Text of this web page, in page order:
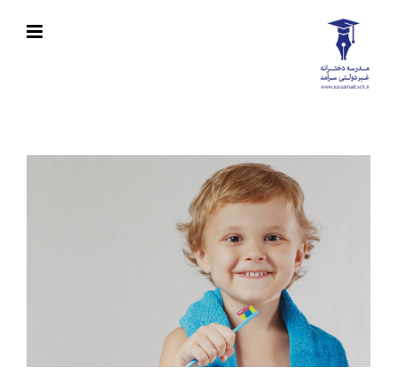
content